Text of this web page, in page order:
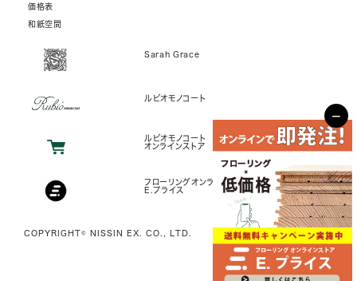
価格表
和紙空間
Sarah Grace
ルビオモノコート
ルビオモノコート
オンラインストア
フローリングオンラインストア
E.プライス
COPYRIGHT© NISSIN EX. CO., LTD.
−